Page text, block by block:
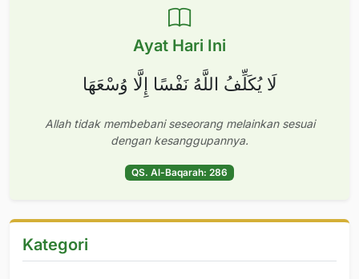
Ayat Hari Ini
لَا يُكَلِّفُ اللَّهُ نَفْسًا إِلَّا وُسْعَهَا
Allah tidak membebani seseorang melainkan sesuai
dengan kesanggupannya.
QS. Al-Baqarah: 286
Kategori